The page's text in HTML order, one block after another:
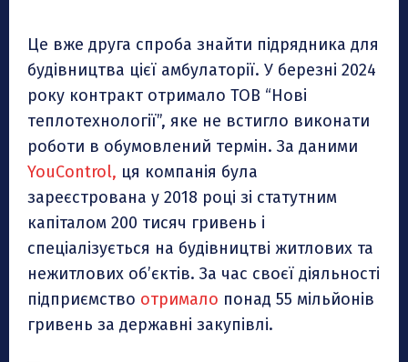
Це вже друга спроба знайти підрядника для
будівництва цієї амбулаторії. У березні 2024
року контракт отримало ТОВ “Нові
теплотехнології”, яке не встигло виконати
роботи в обумовлений термін. За даними
YouControl, ця компанія була
зареєстрована у 2018 році зі статутним
капіталом 200 тисяч гривень і
спеціалізується на будівництві житлових та
нежитлових об’єктів. За час своєї діяльності
підприємство отримало понад 55 мільйонів
гривень за державні закупівлі.